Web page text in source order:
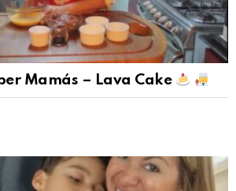
Mamás – Lava Cake